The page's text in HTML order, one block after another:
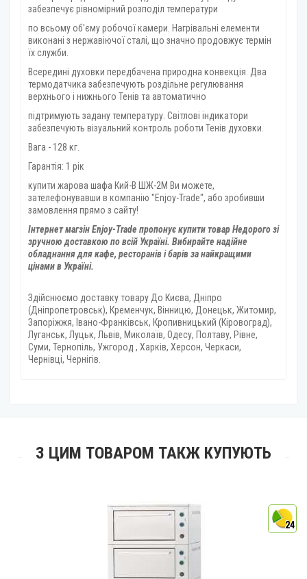
забезпечує рівномірний розподіл температури
по всьому об'єму робочої камери. Нагрівальні елементи
виконані з нержавіючої сталі, що значно продовжує термін
їх служби.
Всередині духовки передбачена природна конвекція. Два
термодатчика забезпечують роздільне регулювання
верхнього і нижнього Тенів та автоматично
підтримують задану температуру. Світлові індикатори
забезпечують візуальний контроль роботи Тенів духовки.
Вага - 128 кг.
Гарантія: 1 рік
купити жарова шафа Кий-В ШЖ-2М Ви можете,
зателефонувавши в компанію "Enjoy-Trade", або зробивши
замовлення прямо з сайту!
Інтернет магзін Enjoy-Trade пропонує купити товарНедорого зі
зручною доставкою по всій Україні. Вибирайте надійне
обладнання для кафе, ресторанів і барів за найкращими
цінами в Україні.
Здійснюємо доставку товару До Києва, Дніпро
(Дніпропетровськ), Кременчук, Вінницю, Донецьк, Житомир,
Запоріжжя, Івано-Франківськ, Кропивницький (Кіровоград),
Луганськ, Луцьк, Львів, Миколаїв, Одесу, Полтаву, Рівне,
Суми, Тернопіль, Ужгород , Харків, Херсон, Черкаси,
Чернівці, Чернігів.
З ЦИМ ТОВАРОМ ТАКЖ КУПУЮТЬ
24